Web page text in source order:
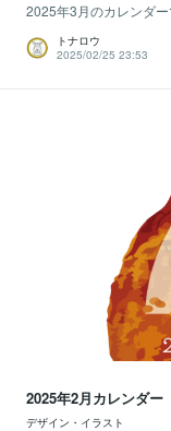
2025年3月のカレンダ
トナロウ
2025/02/25 23:53
2025年2月カレンダ
デザイン・イラスト